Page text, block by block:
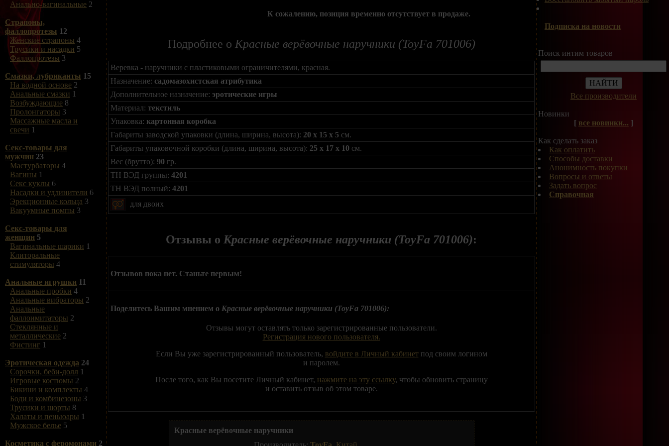
Анально-вагинальные 2
Страпоны,
фаллопротезы 12
Женские страпоны 4
Трусики и насадки 5
Фаллопротезы 3
Смазки, лубриканты 15
На водной основе 2
Анальные смазки 1
Возбуждающие 8
Пролонгаторы 3
Массажные масла и
свечи 1
Секс-товары для
мужчин 23
Мастурбаторы 4
Вагины 1
Секс куклы 6
Насадки и удлинители 6
Эрекционные кольца 3
Вакуумные помпы 3
Секс-товары для
женщин 5
Вагинальные шарики 1
Клиторальные
стимуляторы 4
Анальные игрушки 11
Анальные пробки 4
Анальные вибраторы 2
Анальные
фаллоимитаторы 2
Стеклянные и
металлические 2
Фистинг 1
Эротическая одежда 24
Сорочки, беби-долл 1
Игровые костюмы 2
Бикини и комплекты 4
Боди и комбинезоны 3
Трусики и шорты 8
Халаты и пеньюары 1
Мужское белье 5
Косметика с феромонами 2
К сожалению, позиция временно отсутствует в продаже.
Подробнее о Красные верёвочные наручники (ToyFa 701006)
Веревка - наручники с пластиковыми ограничителями, красная.
Назначение: садомазохистская атрибутика
Дополнительное назначение: эротические игры
Материал: текстиль
Упаковка: картонная коробка
Габариты заводской упаковки (длина, ширина, высота): 20 x 15 x 5 см.
Габариты упаковочной коробки (длина, ширина, высота): 25 x 17 x 10 см.
Вес (брутто): 90 гр.
ТН ВЭД группы: 4201
ТН ВЭД полный: 4201
для двоих
Отзывы о Красные верёвочные наручники (ToyFa 701006):
Отзывов пока нет. Станьте первым!
Поделитесь Вашим мнением о Красные верёвочные наручники (ToyFa 701006):
Отзывы могут оставлять только зарегистрированные пользователи.
Регистрация нового пользователя.
Если Вы уже зарегистрированный пользователь, войдите в Личный кабинетпод своим логином
и паролем.
После того, как Вы посетите Личный кабинет, нажмите на эту ссылку, чтобы обновить страницу
и оставить отзыв об этом товаре.
Красные верёвочные наручники
Подписка на новости
Поиск интим товаров
Все производители
Новинки
[ все новинки... ]
Как сделать заказ
Как оплатить
Способы доставки
Анонимность покупки
Вопросы и ответы
Задать вопрос
Справочная